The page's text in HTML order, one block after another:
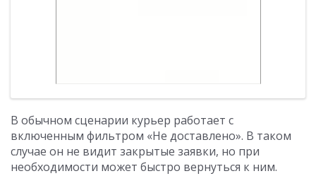
В обычном сценарии курьер работает с
включенным фильтром «Не доставлено». В таком
случае он не видит закрытые заявки, но при
необходимости может быстро вернуться к ним.